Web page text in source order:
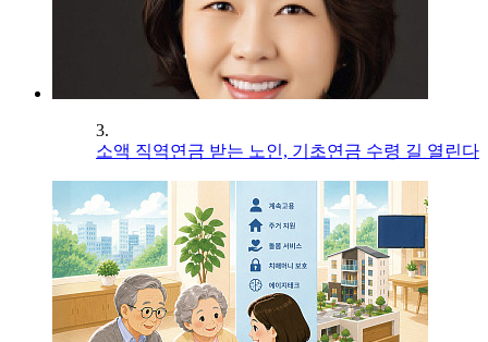
3.
소액 직역연금 받는 노인, 기초연금 수령 길 열린다